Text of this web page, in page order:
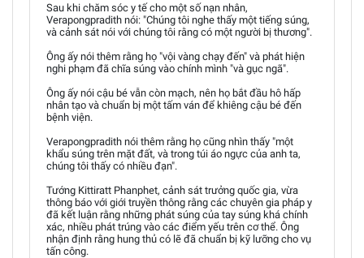
Sau khi chăm sóc y tế cho một số nạn nhân,
Verapongpradith nói: "Chúng tôi nghe thấy một tiếng súng,
và cảnh sát nói với chúng tôi rằng có một người bị thương".
Ông ấy nói thêm rằng họ "vội vàng chạy đến" và phát hiện
nghi phạm đã chĩa súng vào chính mình "và gục ngã".
Ông ấy nói cậu bé vẫn còn mạch, nên họ bắt đầu hô hấp
nhân tạo và chuẩn bị một tấm ván để khiêng cậu bé đến
bệnh viện.
Verapongpradith nói thêm rằng họ cũng nhìn thấy "một
khẩu súng trên mặt đất, và trong túi áo ngực của anh ta,
chúng tôi thấy có nhiều đạn".
Tướng Kittiratt Phanphet, cảnh sát trưởng quốc gia, vừa
thông báo với giới truyền thông rằng các chuyên gia pháp y
đã kết luận rằng những phát súng của tay súng khá chính
xác, nhiều phát trúng vào các điểm yếu trên cơ thể. Ông
nhận định rằng hung thủ có lẽ đã chuẩn bị kỹ lưỡng cho vụ
tấn công.